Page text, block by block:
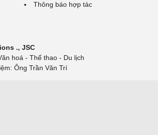
Thông báo hợp tác
., JSC
hoá - Thể thao - Du lịch
Ông Trần Văn Trí